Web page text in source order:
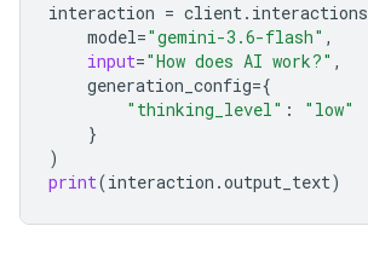
interaction = client. interactions
model="gemini-3.6-flash" ,
input="How does AI work?" ,
generation_config={
"thinking_level" :
"low"
}
)
print(interaction .output_text)